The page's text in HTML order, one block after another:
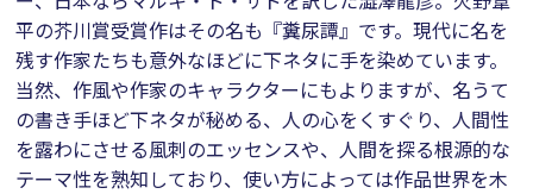
平の芥川賞受賞作はその名も『糞尿譚』です。現代に名を
残す作家たちも意外なほどに下ネタに手を染めています。
当然、作風や作家のキャラクターにもよりますが、名うて
の書き手ほど下ネタが秘める、人の心をくすぐり、人間性
を露わにさせる風刺のエッセンスや、人間を探る根源的な
テーマ性を熟知しており、使い方によっては作品世界を木